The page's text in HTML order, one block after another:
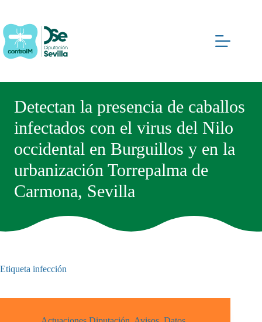
contenido
Detectan la presencia de caballos
infectados con el virus del Nilo
occidental en Burguillos y en la
urbanización Torrepalma de
Carmona, Sevilla
Etiqueta infección